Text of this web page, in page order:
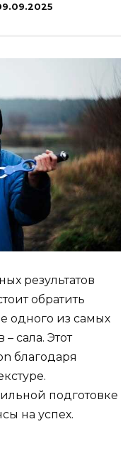
результатов
обратить
одного из самых
сала. Этот
благодаря
подготовке
на успех.